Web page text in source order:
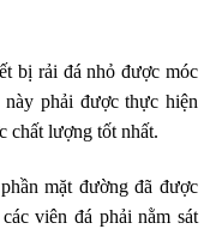
bị rải đá nhỏ được móc
phải được thực hiện
chất lượng tốt nhất.
mặt đường đã được
viên đá phải nằm sát